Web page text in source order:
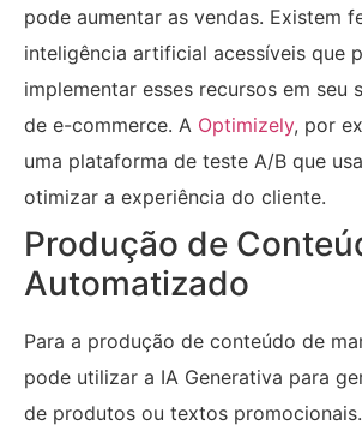
pode aumentar as vendas. Existem
inteligência artificial acessíveis que
implementar esses recursos em seu
de e-commerce. A Optimizely, por
uma plataforma de teste A/B que
otimizar a experiência do cliente.
Produção de
Automatizado
Para a produção de conteúdo de
pode utilizar a IA Generativa para
de produtos ou textos